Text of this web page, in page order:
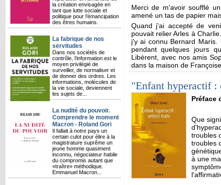
la création envisagée en
tant que lutte sociale et
politique pour l’émancipation
des êtres humains.
La fabrique de nos
servitudes
Dans nos sociétés de
contrôle, l’information est le
moyen privilégié de
surveiller, de normaliser et
de donner des ordres. Les
informations, molécules de
la vie sociale, deviennent
les sujets de...
La nudité du pouvoir.
Comprendre le moment
Macron - Roland Gori
Il fallait à notre pays un
certain culot pour élire à la
magistrature suprême un
jeune homme quasiment
inconnu, négociateur habile
du compromis autant que
«traître» méthodique.
Emmanuel Macron...
Merci de m'avoir soufflé
amené un tas de papier
Quand j'ai accepté de
pouvait relier Arles à
j'y ai connu Bernard
pendant quelques jours
Libèrent, avec nos amis
dans la maison de
"Enfant hyperactif
Préface
Que
troubles
troubles
à une